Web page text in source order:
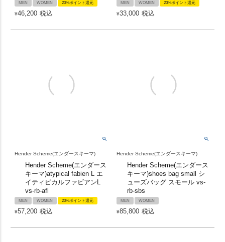
MEN WOMEN 20%ポイント還元
¥46,200 税込
MEN WOMEN 20%ポイント還元
¥33,000 税込
Hender Scheme(エンダースキーマ)
Hender Scheme(エンダース
キーマ)atypical fabien L エ
イティピカルファビアンL
vs-rb-afl
MEN WOMEN 20%ポイント還元
¥57,200 税込
Hender Scheme(エンダースキーマ)
Hender Scheme(エンダース
キーマ)shoes bag small シ
ューズバッグ スモール vs-
rb-sbs
MEN WOMEN
¥85,800 税込